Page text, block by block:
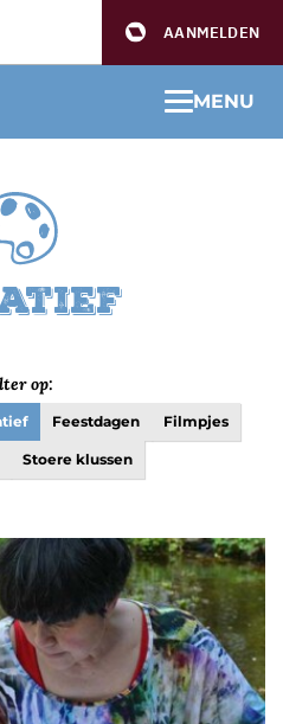
AANMELDEN
MENU
op:
Feestdagen Filmpjes
Stoere klussen